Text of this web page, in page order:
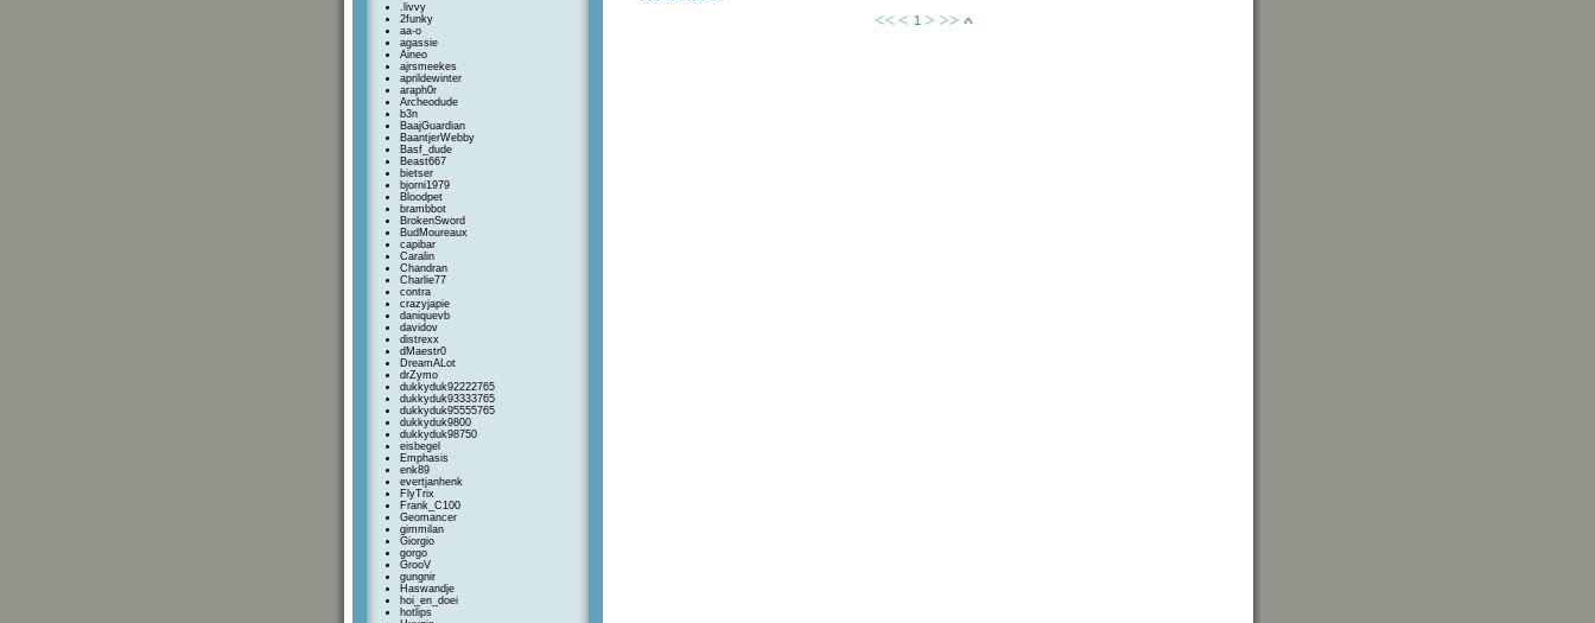
.livvy
2funky
aa-o
agassie
Aineo
ajrsmeekes
aprildewinter
araph0r
Archeodude
b3n
BaajGuardian
BaantjerWebby
Basf_dude
Beast667
bietser
bjorni1979
Bloodpet
brambbot
BrokenSword
BudMoureaux
capibar
Caralin
Chandran
Charlie77
contra
crazyjapie
daniquevb
davidov
distrexx
dMaestr0
DreamALot
drZymo
dukkyduk92222765
dukkyduk93333765
dukkyduk95555765
dukkyduk9800
dukkyduk98750
eisbegel
Emphasis
enk89
evertjanhenk
FlyTrix
Frank_C100
Geomancer
gimmilan
Giorgio
gorgo
GrooV
gungnir
Haswandje
hoi_en_doei
hotlips
1